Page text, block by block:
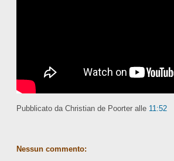
Pubblicato da Christian de Poorter alle 11:52
Nessun commento: